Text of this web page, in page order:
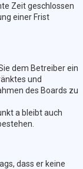
Zeit geschlossen
einer Frist
dem Betreiber ein
und
des Boards zu
a bleibt auch
dass er keine